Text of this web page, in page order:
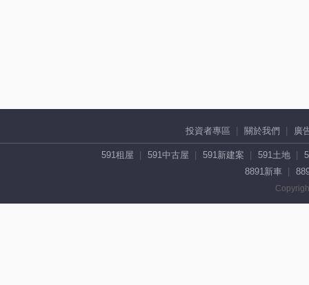
投資者專區 關於我們 廣
591租屋 591中古屋 591新建案 591土地
8891新車